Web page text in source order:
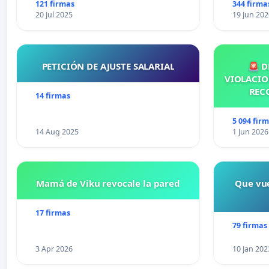
121 firmas
20 Jul 2025
344
19 Jun
PETICIÓN DE AJUSTE SALARIAL
14 firmas
14 Aug 2025
🚨
5 094
1 Jun 2026
Mamá de Viku revocale la pared
17 firmas
3 Apr 2026
Que
79 firmas
10 Jan